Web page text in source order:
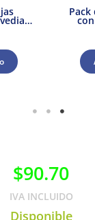
Pack
$90.70
IVA INCLUIDO
Disponible